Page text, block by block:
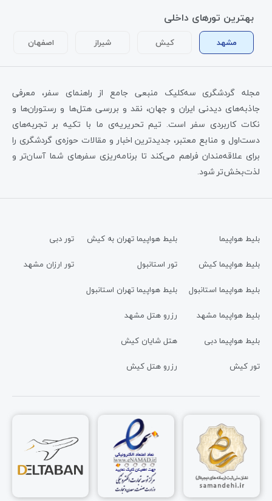
بهترین تورهای داخلی
مشهد کیش شیراز اصفهان
مجله گردشگری سه‌کلیک منبعی جامع از راهنمای سفر، معرفی
جاذبه‌های دیدنی ایران و جهان، نقد و بررسی هتل‌ها و رستوران‌ها و
نکات کاربردی سفر است. تیم تحریریه‌ی ما با تکیه بر تجربه‌های
دست‌اول و منابع معتبر، جدیدترین اخبار و مقالات حوزه‌ی گردشگری را
برای علاقه‌مندان فراهم می‌کند تا برنامه‌ریزی سفرهای شما آسان‌تر و
لذت‌بخش‌تر شود.
بلیط هواپیما
بلیط هواپیما کیش
بلیط هواپیما استانبول
بلیط هواپیما مشهد
بلیط هواپیما دبی
تور کیش
بلیط هواپیما تهران به کیش
تور استانبول
بلیط هواپیما تهران استانبول
رزرو هتل مشهد
هتل شایان کیش
رزرو هتل کیش
تور دبی
تور ارزان مشهد